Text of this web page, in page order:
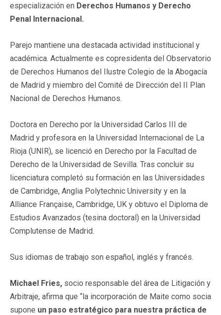
especialización en Derechos Humanos y Derecho
Penal Internacional.
Parejo mantiene una destacada actividad institucional y
académica. Actualmente es copresidenta del Observatorio
de Derechos Humanos del Ilustre Colegio de la Abogacía
de Madrid y miembro del Comité de Dirección del II Plan
Nacional de Derechos Humanos.
Doctora en Derecho por la Universidad Carlos III de
Madrid y profesora en la Universidad Internacional de La
Rioja (UNIR), se licenció en Derecho por la Facultad de
Derecho de la Universidad de Sevilla. Tras concluir su
licenciatura completó su formación en las Universidades
de Cambridge, Anglia Polytechnic University y en la
Alliance Française, Cambridge, UK y obtuvo el Diploma de
Estudios Avanzados (tesina doctoral) en la Universidad
Complutense de Madrid.
Sus idiomas de trabajo son español, inglés y francés.
Michael Fries, socio responsable del área de Litigación y
Arbitraje, afirma que “la incorporación de Maite como socia
supone un paso estratégico para nuestra práctica de